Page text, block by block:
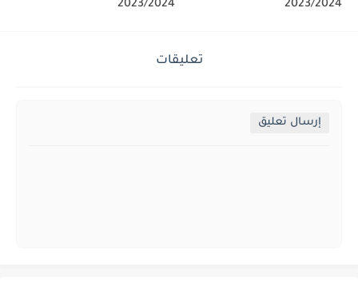
2023/2024
2023/2024
تعليقات
إرسال تعليق